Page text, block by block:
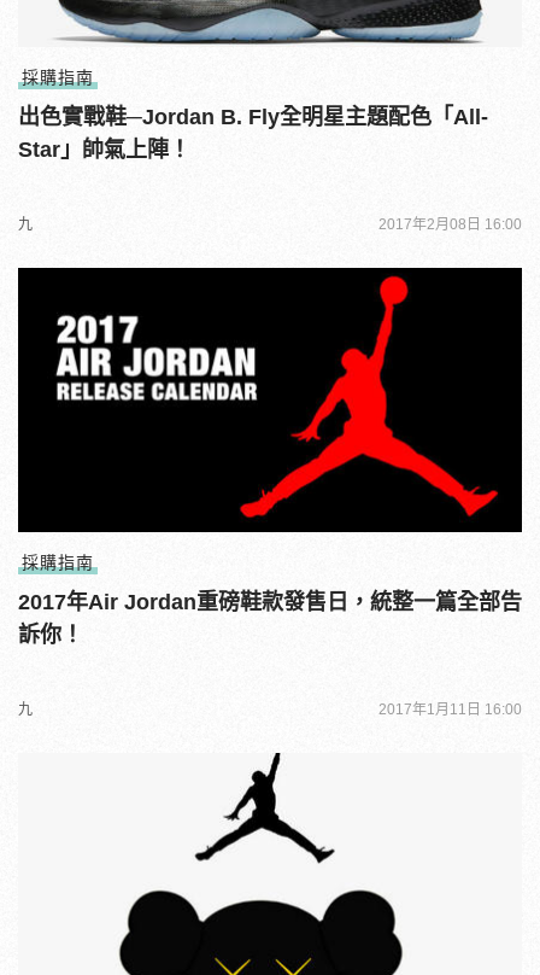
採購指南
出色實戰鞋─Jordan B. Fly全明星主題配色「All-
Star」帥氣上陣！
九 2017年2月08日 16:00
採購指南
2017年Air Jordan重磅鞋款發售日，統整一篇全部告
訴你！
九 2017年1月11日 16:00